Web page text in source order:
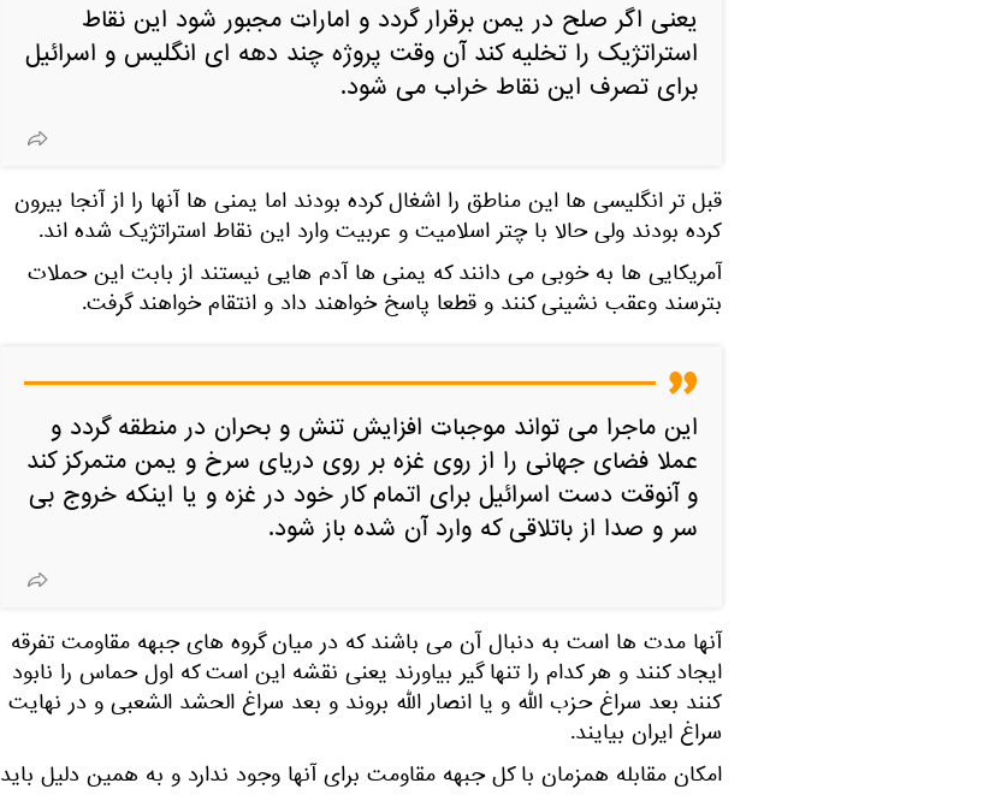
یعنی اگر صلح در یمن برقرار گردد و امارات مجبور شود این نقاط
استراتژیک را تخلیه کند آن وقت پروژه چند دهه ای انگلیس و اسرائیل
برای تصرف این نقاط خراب می شود.
قبل تر انگلیسی ها این مناطق را اشغال کرده بودند اما یمنی ها آنها را از آنجا بیرون
کرده بودند ولی حالا با چتر اسلامیت و عربیت وارد این نقاط استراتژیک شده اند.
آمریکایی ها به خوبی می دانند که یمنی ها آدم هایی نیستند از بابت این حملات
بترسند وعقب نشینی کنند و قطعا پاسخ خواهند داد و انتقام خواهند گرفت.
این ماجرا می تواند موجبات افزایش تنش و بحران در منطقه گردد و
عملا فضای جهانی را از روی غزه بر روی دریای سرخ و یمن متمرکز کند
و آنوقت دست اسرائیل برای اتمام کار خود در غزه و یا اینکه خروج بی
سر و صدا از باتلاقی که وارد آن شده باز شود.
آنها مدت ها است به دنبال آن می باشند که در میان گروه های جبهه مقاومت تفرقه
ایجاد کنند و هر کدام را تنها گیر بیاورند یعنی نقشه این است که اول حماس را نابود
کنند بعد سراغ حزب الله و یا انصار الله بروند و بعد سراغ الحشد الشعبی و در نهایت
سراغ ایران بیایند.
امکان مقابله همزمان با کل جبهه مقاومت برای آنها وجود ندارد و به همین دلیل باید